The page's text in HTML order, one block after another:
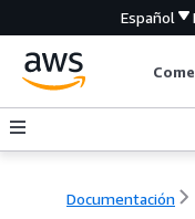
Español
Documentación